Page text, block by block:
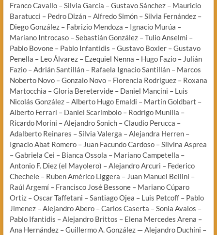
Franco Cavallo – Silvia García – Gustavo Sánchez – Mauricio
Baratucci – Pedro Dizán – Alfredo Simón – Silvia Fernández –
Diego González – Fabrizio Mendoza – Ignacio Murúa –
Mariano Introcaso – Sebastián González – Tulio Anselmi –
Pablo Bovone – Pablo Infantidis – Gustavo Boxler – Gustavo
Penella – Leo Álvarez – Ezequiel Nenna – Hugo Fazio – Julián
Fazio – Adrián Santillán – Rafaela Ignacio Santillán – Marcos
Noberto Novo – Gonzalo Novo – Florencia Rodríguez – Roxana
Martocchia – Gloria Beretervide – Daniel Mancini – Luis
Nicolás González – Alberto Hugo Emaldi – Martín Goldbart –
Alberto Ferrari – Daniel Scarímbolo – Rodrigo Munilla –
Ricardo Morini – Alejandro Sonich – Claudio Perucca –
Adalberto Reinares – Silvia Valerga – Alejandra Herren –
Ignacio Abat Romero – Juan Facundo Cardoso – Silvina Asprea
– Gabriela Cei – Bianca Ossola – Mariano Campetella –
Antonio F. Diez (el Mayolero) – Alejandro Arcuri – Federico
Chechele – Ruben Américo Liggera – Juan Manuel Bellini –
Raúl Argemí – Francisco José Bessone – Mariano Cúparo
Ortiz – Oscar Taffetani – Santiago Ojea – Luis Petcoff – Pablo
Jimenez – Alejandro Abero – Carlos Caserta – Sonia Avalos –
Pablo Ifantidis – Alejandro Brittos – Elena Mercedes Arena –
Ana Hernández – Guillermo A. González — Alejandro Duchini –